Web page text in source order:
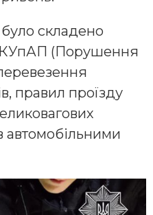
було складено
КУпАП (Порушення
правил проїзду
автомобільними